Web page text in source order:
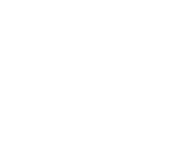
fornirà Invii che violano i
di terzi o altri diritti di
o privacy; (iv) non
legge, statuto,
applicabile; (v) non fornirà
o concesso alcun
fornirà alcun Invio che
riferimento ad altri siti